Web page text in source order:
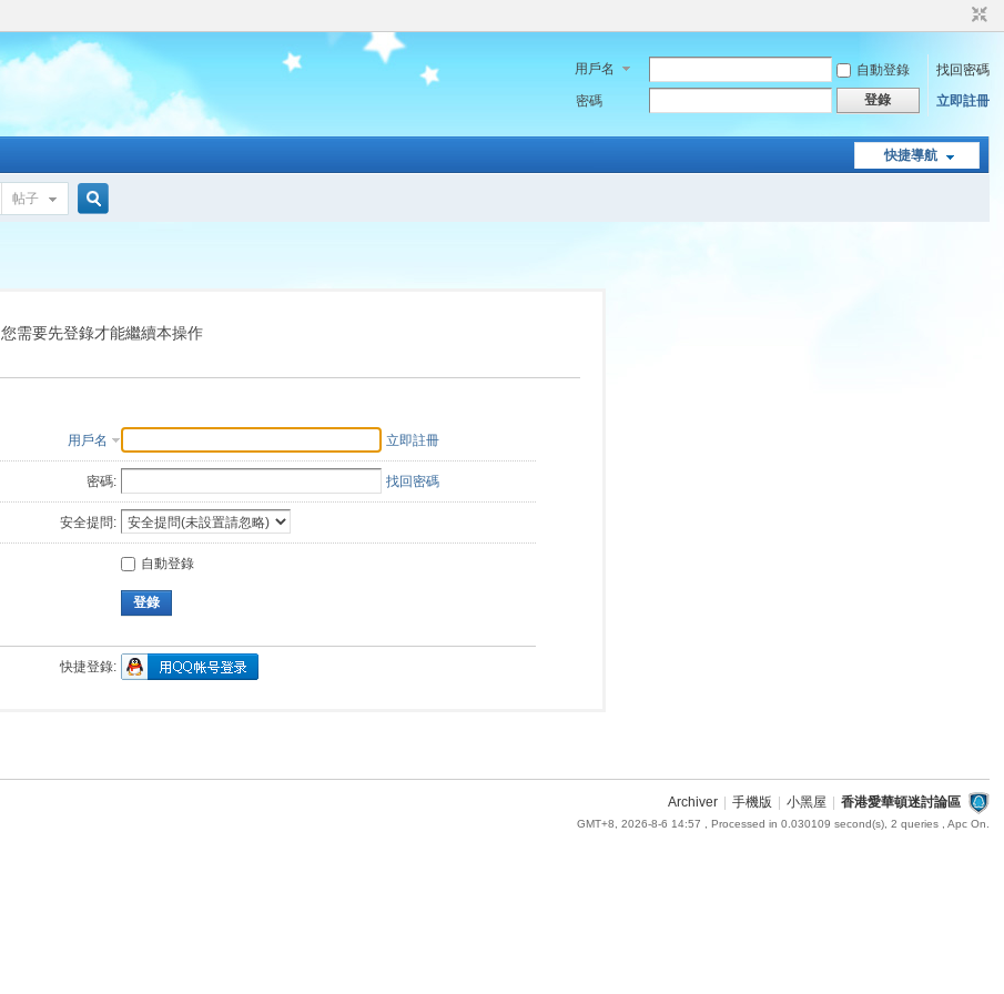
用戶名 自動登錄
找回密碼
密碼
登錄 立即註冊
快捷導航
帖子
索
您需要先登錄才能繼續本操作
用戶名 立即註冊
密碼: 找回密碼
安全提問:
自動登錄
登錄
快捷登錄:
Archiver 手機版 小黑屋 香港愛華頓迷討論區
GMT+8, 2026-8-6 14:57 , Processed in 0.030109 second(s), 2 queries , Apc On.